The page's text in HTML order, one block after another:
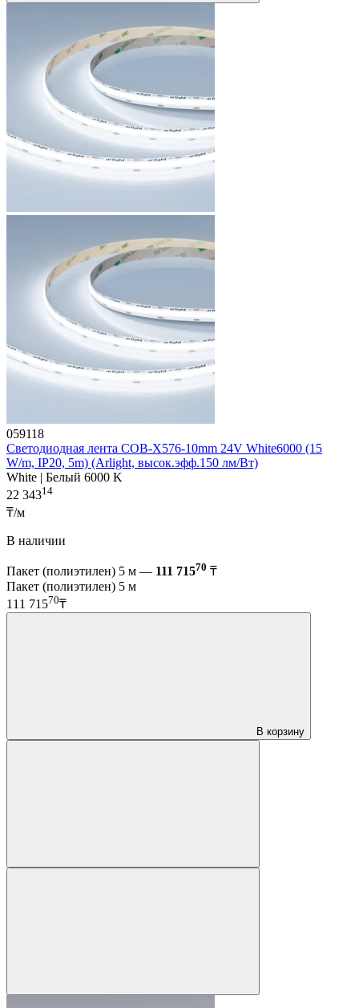
059118
Светодиодная лента COB-X576-10mm 24V White6000 (15
W/m, IP20, 5m) (Arlight, высок.эфф.150 лм/Вт)
White | Белый 6000 K
22 34314
₸/м
В наличии
Пакет (полиэтилен) 5 м — 111 71570 ₸
Пакет (полиэтилен) 5 м
111 71570₸
В корзину